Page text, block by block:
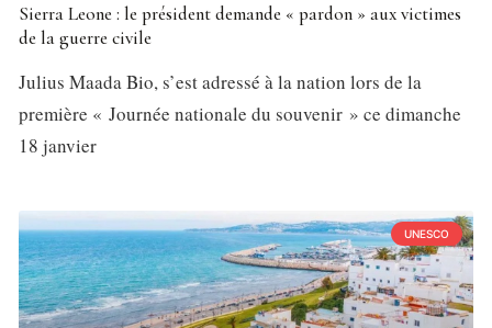
Sierra Leone : le président demande « pardon » aux victimes
de la guerre civile
Julius Maada Bio, s’est adressé à la nation lors de la
première « Journée nationale du souvenir » ce dimanche
18 janvier
UNESCO